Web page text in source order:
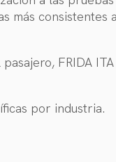
más consistentes a
FRIDA ITA
por industria.